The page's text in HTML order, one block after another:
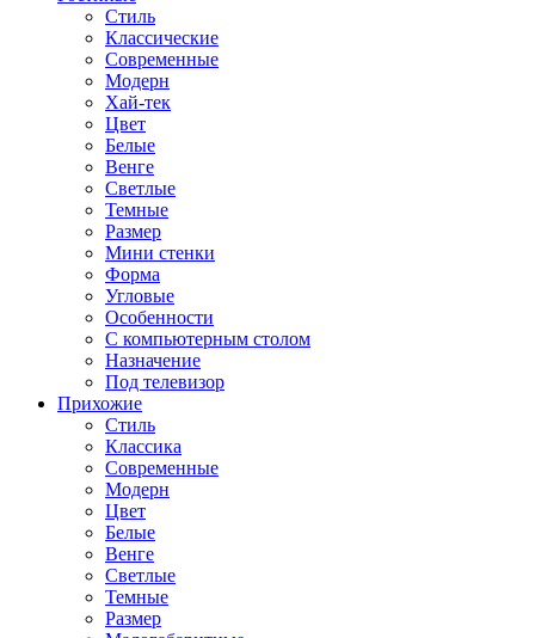
Стиль
Классические
Современные
Модерн
Хай-тек
Цвет
Белые
Венге
Светлые
Темные
Размер
Мини стенки
Форма
Угловые
Особенности
С компьютерным столом
Назначение
Под телевизор
Прихожие
Стиль
Классика
Современные
Модерн
Цвет
Белые
Венге
Светлые
Темные
Размер